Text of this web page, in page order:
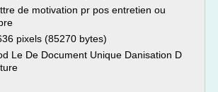
de motivation pr pos entretien ou
pixels (85270 bytes)
Le De Document Unique Danisation D